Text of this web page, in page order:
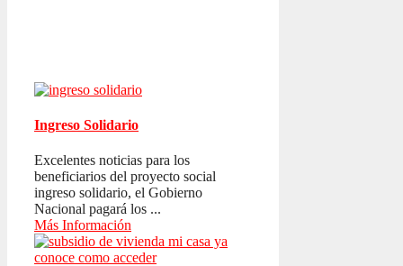
Ingreso Solidario
Excelentes noticias para los
beneficiarios del proyecto social
ingreso solidario, el Gobierno
Nacional pagará los ...
Más Información